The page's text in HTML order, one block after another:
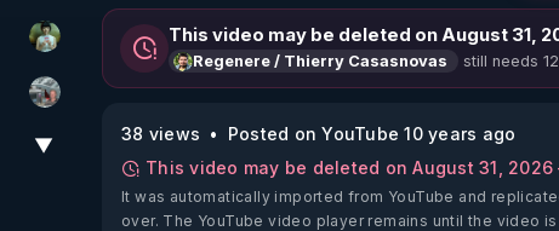
Sonmi-877
Ben Garneau
▼
This video may be deleted on August 31,
Regenere / Thierry Casasnovas still needs
38 views
Posted on YouTube 10 years ago
This video may be deleted on August 31,
It was automatically imported from YouTube and
over. The YouTube video player remains until the video